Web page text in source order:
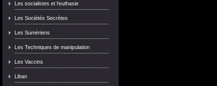
Les socialistes et l'euthasie
Les Sociétés Secrètes
Les Sumériens
Les Techniques de manipulation
Les Vaccins
Liban